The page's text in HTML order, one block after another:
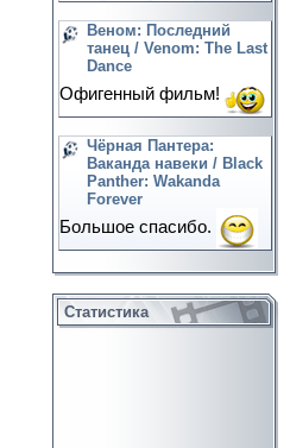
Веном: Последний
танец / Venom: The Last
Dance
Офигенный фильм!
Чёрная Пантера:
Ваканда навеки / Black
Panther: Wakanda
Forever
Большое спасибо.
Статистика